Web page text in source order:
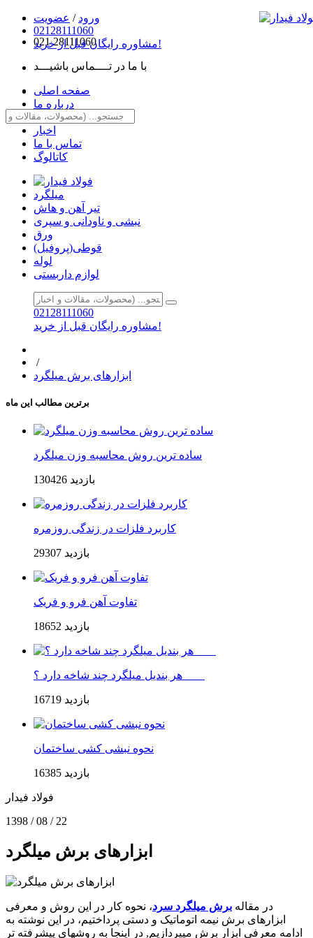
02128111060
مشاوره رایگان قبل از خرید!
ورود / عضویت
021 28111060
با ما در تــــماس باشیـــد
صفحه اصلی
درباره ما
مقالات
اخبار
تماس با ما
کاتالوگ
میلگرد
تیر آهن و هاش
نبشی و ناودانی و سپری
ورق
قوطی(پروفیل)
لوله
لوازم داربستی
02128111060
مشاوره رایگان قبل از خرید!
/
ابزارهای برش میلگرد
برترین مطالب این ماه
ساده ترین روش محاسبه وزن میلگرد
130426 بازدید
کاربرد فلزات در زندگی روزمره
29307 بازدید
تفاوت آهن فرو و فریک
18652 بازدید
16719 بازدید
نحوه نبشی کشی ساختمان
16385 بازدید
فولاد فيدار
1398 / 08 / 22
ابزارهای برش میلگرد
در مقاله برش میلگرد سرد، نحوه کار در این روش و معرفی
ابزارهای برش نیمه اتوماتیک و دستی پرداختیم، در این نوشته به
ادامه معرفی ابزار برش میپردازیم, در اینجا به روشهای پیشرفته تر